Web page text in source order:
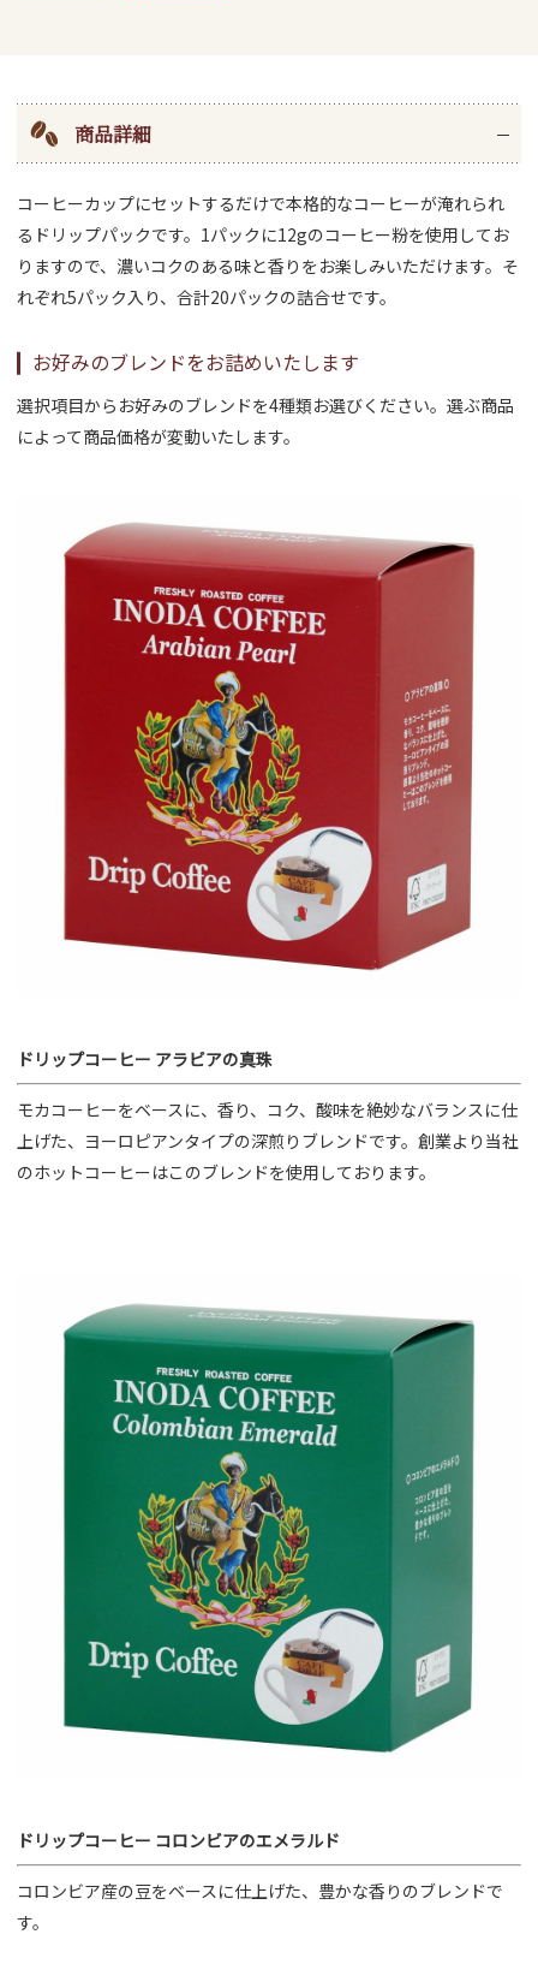
商品詳細
コーヒーカップにセットするだけで本格的なコーヒーが淹れられ
るドリップパックです。1パックに12gのコーヒー粉を使用してお
りますので、濃いコクのある味と香りをお楽しみいただけます。そ
れぞれ5パック入り、合計20パックの詰合せです。
お好みのブレンドをお詰めいたします
選択項目からお好みのブレンドを4種類お選びください。選ぶ商品
によって商品価格が変動いたします。
ドリップコーヒー アラビアの真珠
モカコーヒーをベースに、香り、コク、酸味を絶妙なバランスに仕
上げた、ヨーロピアンタイプの深煎りブレンドです。創業より当社
のホットコーヒーはこのブレンドを使用しております。
ドリップコーヒー コロンビアのエメラルド
コロンビア産の豆をベースに仕上げた、豊かな香りのブレンドで
す。